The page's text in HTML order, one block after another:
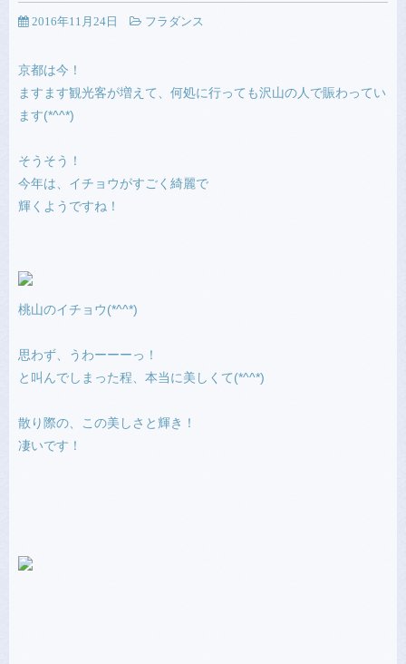
2016年11月24日 フラダンス
京都は今！
ますます観光客が増えて、何処に行っても沢山の人で賑わってい
ます(*^^*)
そうそう！
今年は、イチョウがすごく綺麗で
輝くようですね！
桃山のイチョウ(*^^*)
思わず、うわーーーっ！
と叫んでしまった程、本当に美しくて(*^^*)
散り際の、この美しさと輝き！
凄いです！